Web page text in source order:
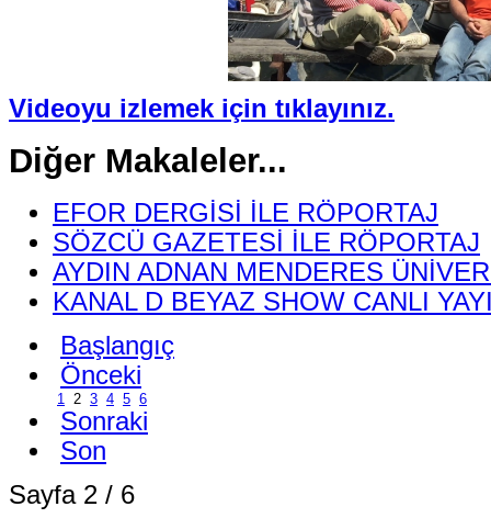
Videoyu izlemek için tıklayınız.
Diğer Makaleler...
EFOR DERGİSİ İLE RÖPORTAJ
SÖZCÜ GAZETESİ İLE RÖPORTAJ
AYDIN ADNAN MENDERES
KANAL D BEYAZ SHOW CANLI
Başlangıç
Önceki
1 2 3 4 5 6
Sonraki
Son
Sayfa 2 / 6